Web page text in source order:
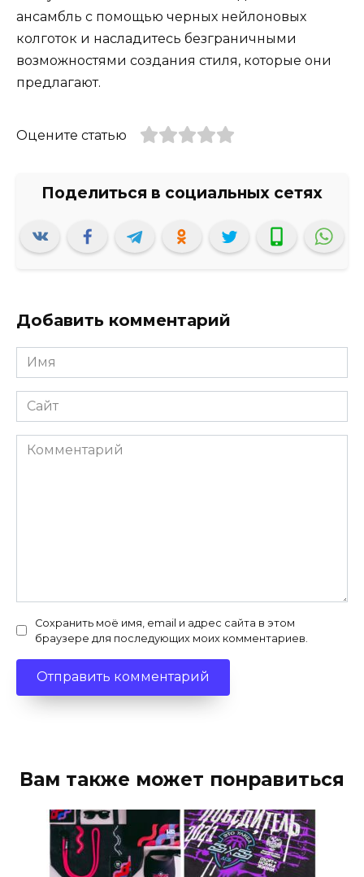
ансамбль с помощью черных нейлоновых
колготок и насладитесь безграничными
возможностями создания стиля, которые они
предлагают.
Оцените статью
Добавить комментарий
Имя
*
Сайт
Комментарий
Сохранить моё имя, email и адрес сайта в этом
браузере для последующих моих комментариев.
Вам также может понравиться